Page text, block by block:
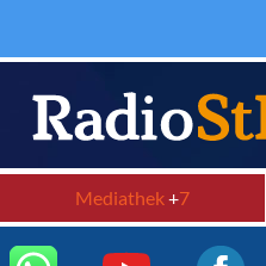
Mediathek+7